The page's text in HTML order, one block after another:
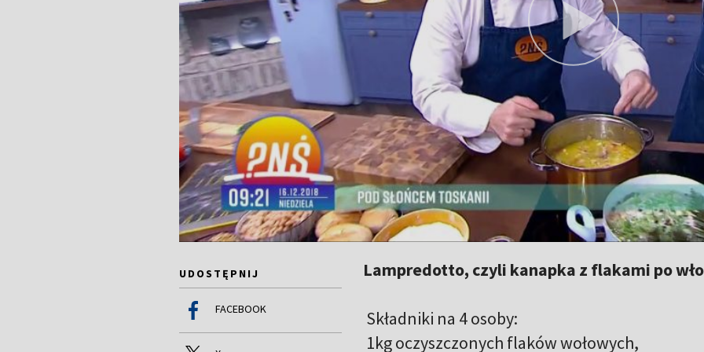
UDOSTĘPNIJ
FACEBOOK
Lampredotto, czyli kanapka z flakami po
Składniki na 4 osoby:
1kg oczyszczonych flaków wołowych,